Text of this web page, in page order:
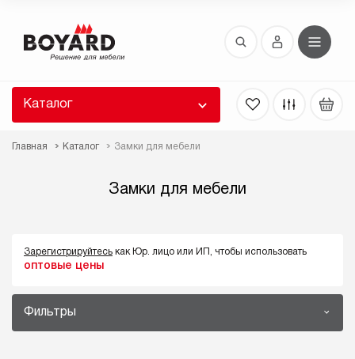
Каталог
Главная Каталог Замки для мебели
Замки для мебели
Зарегистрируйтесь как Юр. лицо или ИП, чтобы использовать
оптовые цены
Фильтры
Восстановление пароля
высланы вам по E-Mail.
ссылку для восстановления